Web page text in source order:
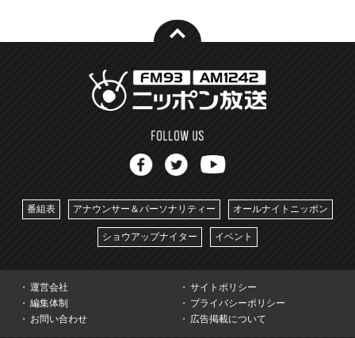
番組表 アナウンサー＆パーソナリティー オールナイトニッポン
ショウアップナイター イベント
運営会社
サイトポリシー
編集体制
プライバシーポリシー
お問い合わせ
広告掲載について